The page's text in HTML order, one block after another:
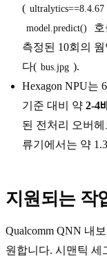
( ultralytics==8.4.67
model.predict()
측정된 10회의
다( bus.jpg ).
Hexagon NPU는
기준 대비 약 2-4
된 전처리 오버
류기에서는 약
지원되는 작
Qualcomm QNN 내
원합니다. 시맨틱 세